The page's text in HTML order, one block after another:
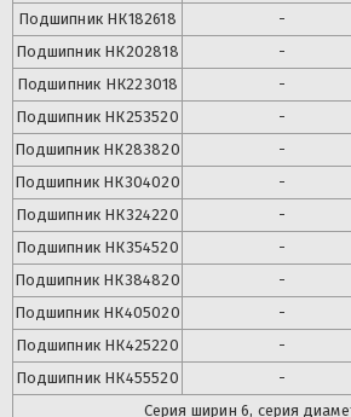
Подшипник НК182618 -
Подшипник НК202818 -
Подшипник НК223018 -
Подшипник НК253520 -
Подшипник НК283820 -
Подшипник НК304020 -
Подшипник НК324220 -
Подшипник НК354520 -
Подшипник НК384820 -
Подшипник НК405020 -
Подшипник НК425220 -
Подшипник НК455520 -
Серия ширин 6, серия